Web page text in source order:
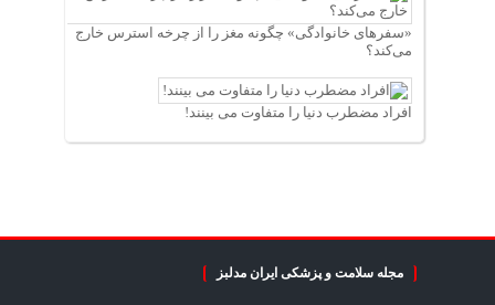
«سفرهای خانوادگی» چگونه مغز را از چرخه استرس خارج
می‌کند؟
افراد مضطرب دنیا را متفاوت می بینند!
مجله سلامت و پزشکی ایران مدلبز